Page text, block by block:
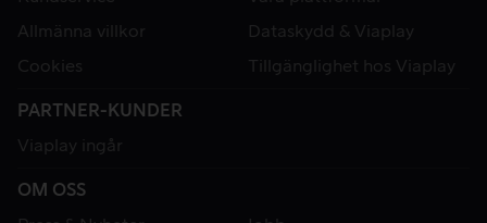
Allmänna villkor
Dataskydd & Viaplay
Cookies
Tillgänglighet hos Viaplay
PARTNER-KUNDER
Viaplay ingår
OM OSS